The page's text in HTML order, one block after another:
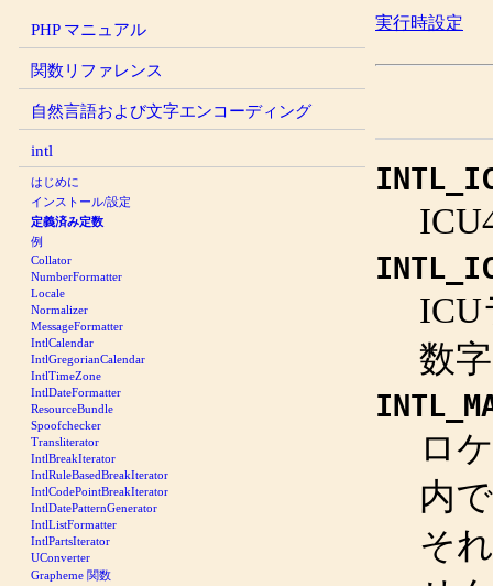
PHP マニュアル
関数リファレンス
自然言語および文字エンコーディング
intl
はじめに
インストール/設定
定義済み定数
例
Collator
NumberFormatter
Locale
Normalizer
MessageFormatter
IntlCalendar
IntlGregorianCalendar
IntlTimeZone
IntlDateFormatter
ResourceBundle
Spoofchecker
Transliterator
IntlBreakIterator
IntlRuleBasedBreakIterator
IntlCodePointBreakIterator
IntlDatePatternGenerator
IntlListFormatter
IntlPartsIterator
UConverter
Grapheme 関数
実行時設定
ICU
数
ロ
内
そ